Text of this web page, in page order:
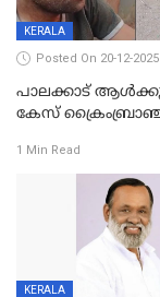
KERALA
Posted On 20-12-2025
പാലക്കാട്
കേസ്
അന്വേഷിക്കും
1 Min Read
KERALA